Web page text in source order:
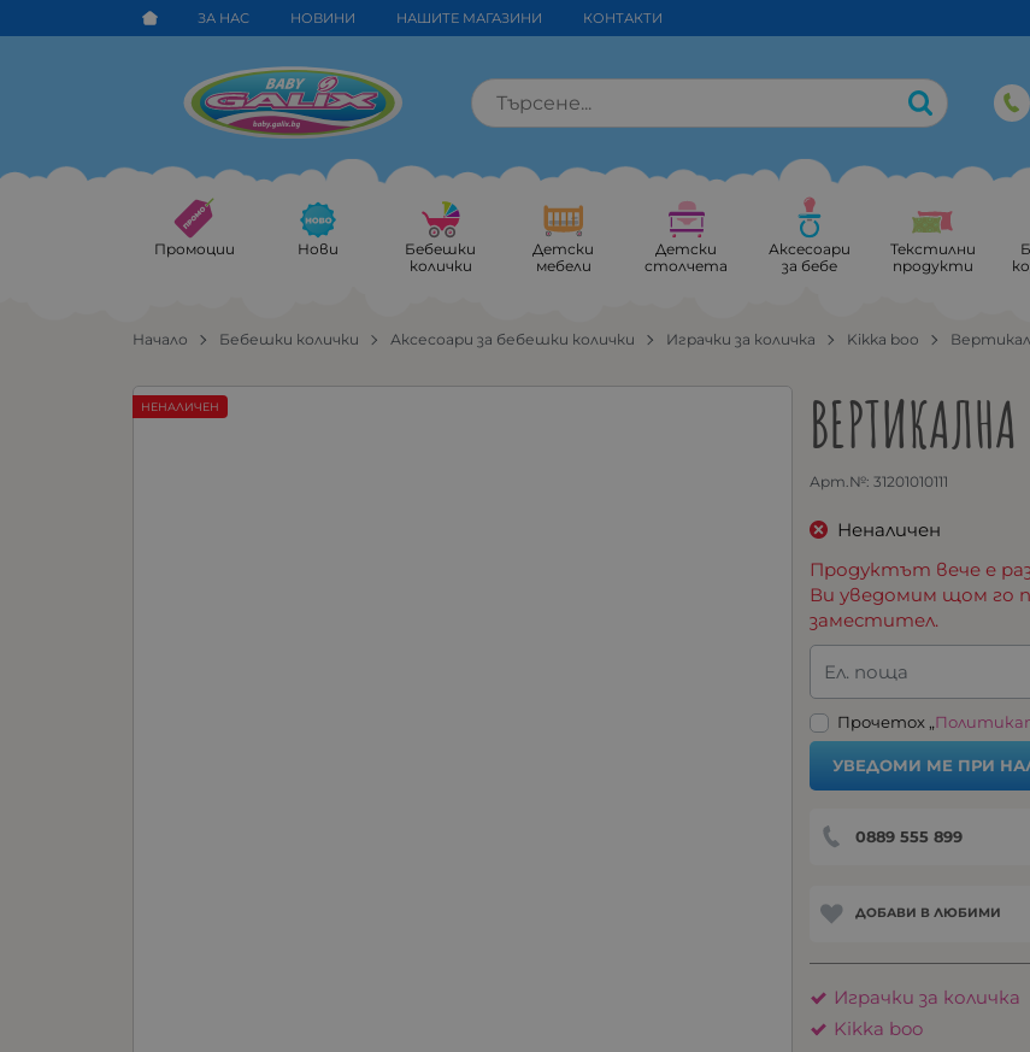
ЗА НАС НОВИНИ НАШИТЕ МАГАЗИНИ КОНТАКТИ
Промоции Нови
Бебешки
колички
Детски
мебели
Детски
столчета
Аксесоари
за бебе
Текстилни
продукти
Начало Бебешки колички Аксесоари за бебешки колички Играчки за количка Kikka boo
Арт.№: 31201010111
НЕНАЛИЧЕН
Неналичен
Продуктът вече е
Ви уведомим щом го
заместител.
Ел. поща
Прочетох „
УВЕДОМИ МЕ ПРИ
0889 555 899
ДОБАВИ В ЛЮБИМИ
Играчки за количка
Kikka boo